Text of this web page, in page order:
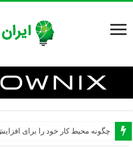
چگونه محیط کار خود را برای